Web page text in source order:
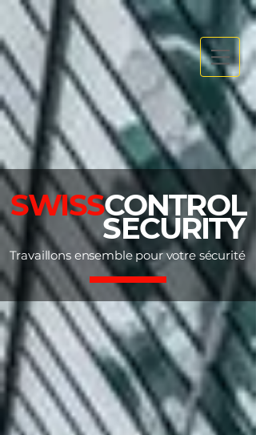
SWISSCONTROL
SECURITY
Travaillons ensemble pour votre sécurité